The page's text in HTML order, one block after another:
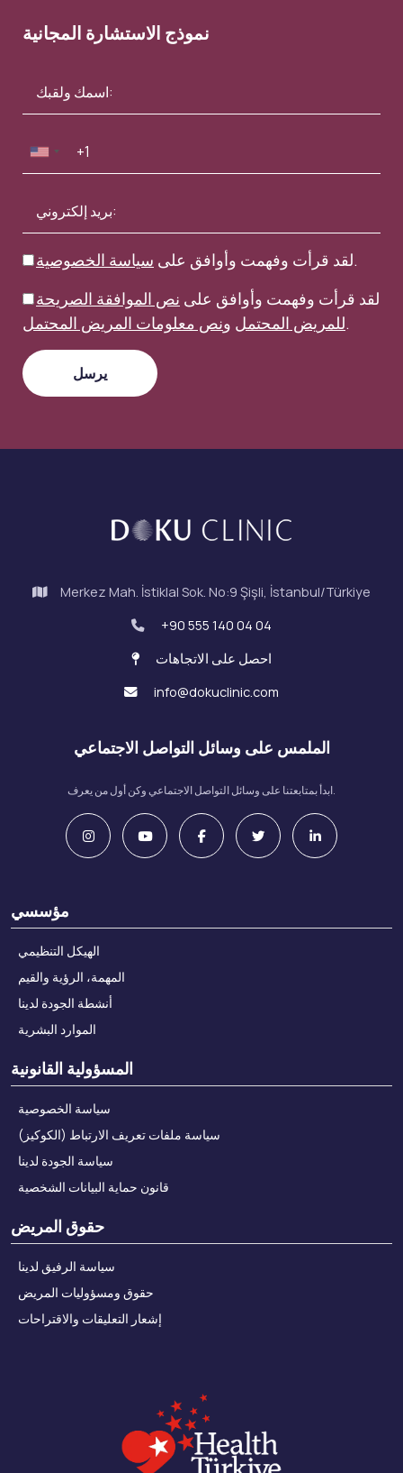
نموذج الاستشارة المجانية
لقد قرأت وفهمت وأوافق على سياسة الخصوصية
.
لقد قرأت وفهمت وأوافق على نص الموافقة الصريحة
للمريض المحتمل ونص معلومات المريض المحتمل .
Merkez Mah. İstiklal Sok. No:9 Şişli, İstanbul/Türkiye
+90 555 140 04 04
احصل على الاتجاهات
info@dokuclinic.com
الملمس على وسائل التواصل الاجتماعي
ابدأ بمتابعتنا على وسائل التواصل الاجتماعي وكن أول من يعرف.
مؤسسي
الهيكل التنظيمي
المهمة، الرؤية والقيم
أنشطة الجودة لدينا
الموارد البشرية
المسؤولية القانونية
سياسة الخصوصية
سياسة ملفات تعريف الارتباط (الكوكيز)
سياسة الجودة لدينا
قانون حماية البيانات الشخصية
حقوق المريض
سياسة الرفيق لدينا
حقوق ومسؤوليات المريض
إشعار التعليقات والاقتراحات